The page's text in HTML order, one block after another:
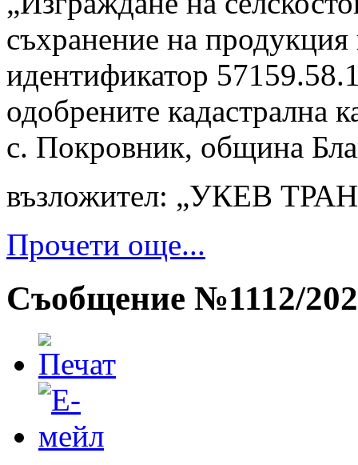
съхранение на
идентификатор
одобрените кадастрална
с. Покровник, община
възложител: „УКЕВ
Прочети още...
Съобщение №1112/